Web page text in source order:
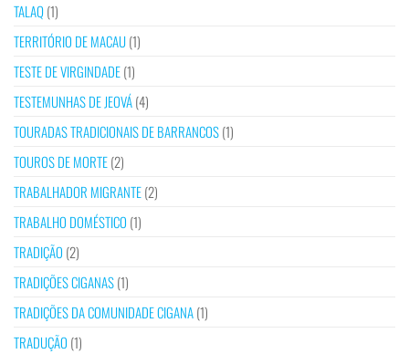
TALAQ(1)
TERRITÓRIO DE MACAU(1)
TESTE DE VIRGINDADE(1)
TESTEMUNHAS DE JEOVÁ(4)
TOURADAS TRADICIONAIS DE BARRANCOS(1)
TOUROS DE MORTE(2)
TRABALHADOR MIGRANTE(2)
TRABALHO DOMÉSTICO (1)
TRADIÇÃO (2)
TRADIÇÕES CIGANAS(1)
TRADIÇÕES DA COMUNIDADE CIGANA(1)
TRADUÇÃO (1)